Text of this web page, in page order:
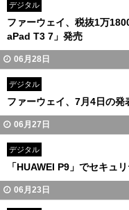
デジタル
ファーウェイ、税抜1万
aPad T3 7」発売
06月28日
デジタル
ファーウェイ、7月4日の
06月27日
デジタル
「HUAWEI P9」でセキュ
06月23日